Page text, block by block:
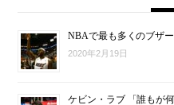
NBAで最も多くのブザ
2020年2月19日
ケビン・ラブ 「誰もが